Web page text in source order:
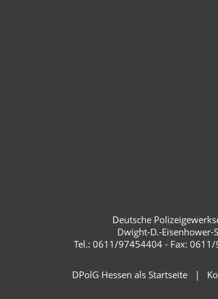
Deutsche
Dwight-D.-Eisenhower-
Tel.: 0611/97454404 - Fax:
DPolG Hessen als Startseite